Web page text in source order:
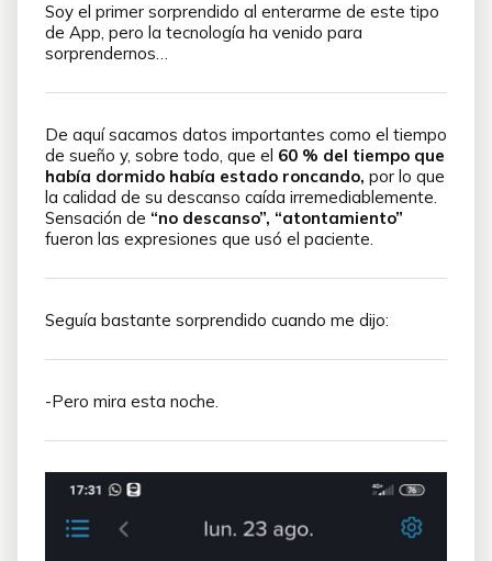
Soy el primer sorprendido al enterarme de este tipo
de App, pero la tecnología ha venido para
sorprendernos…
De aquí sacamos datos importantes como el tiempo
de sueño y, sobre todo, que el 60 % del tiempo que
había dormido había estado roncando, por lo que
la calidad de su descanso caída irremediablemente.
Sensación de “no descanso”, “atontamiento”
fueron las expresiones que usó el paciente.
Seguía bastante sorprendido cuando me dijo:
-Pero mira esta noche.